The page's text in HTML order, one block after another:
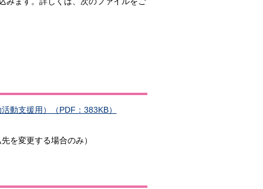
動支援用）（PDF：383KB）
を変更する場合のみ）